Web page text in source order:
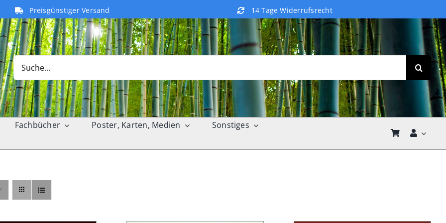
Preisgünstiger Versand 14 Tage Widerrufsrecht
Search
for:
Fachbücher Poster, Karten, Medien
Sonstiges